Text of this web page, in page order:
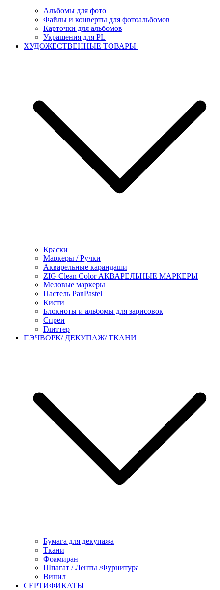
Альбомы для фото
Файлы и конверты для фотоальбомов
Карточки для альбомов
Украшения для PL
ХУДОЖЕСТВЕННЫЕ ТОВАРЫ
Краски
Маркеры / Ручки
Акварельные карандаши
ZIG Clean Color АКВАРЕЛЬНЫЕ МАРКЕРЫ
Меловые маркеры
Пастель PanPastel
Кисти
Блокноты и альбомы для зарисовок
Спреи
Глиттер
ПЭЧВОРК/ ДЕКУПАЖ/ ТКАНИ
Бумага для декупажа
Ткани
Фоамиран
Шпагат / Ленты /Фурнитура
Винил
СЕРТИФИКАТЫ